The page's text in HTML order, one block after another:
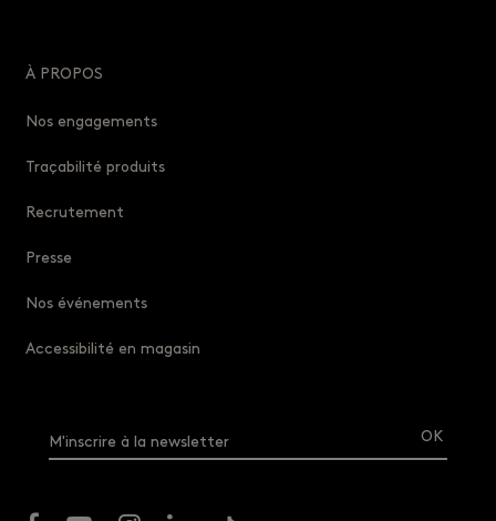
À PROPOS
Nos engagements
Traçabilité produits
Recrutement
Presse
Nos événements
Accessibilité en magasin
M'inscrire à la newsletter